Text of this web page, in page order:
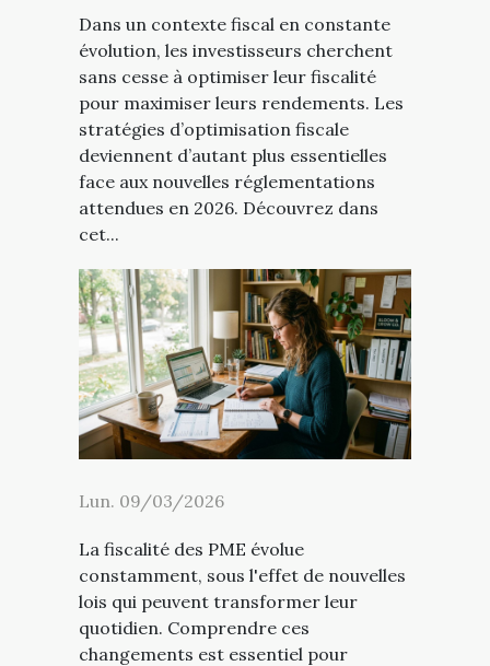
Dans un contexte fiscal en constante
évolution, les investisseurs cherchent
sans cesse à optimiser leur fiscalité
pour maximiser leurs rendements. Les
stratégies d’optimisation fiscale
deviennent d’autant plus essentielles
face aux nouvelles réglementations
attendues en 2026. Découvrez dans
cet...
Lun. 09/03/2026
La fiscalité des PME évolue
constamment, sous l'effet de nouvelles
lois qui peuvent transformer leur
quotidien. Comprendre ces
changements est essentiel pour